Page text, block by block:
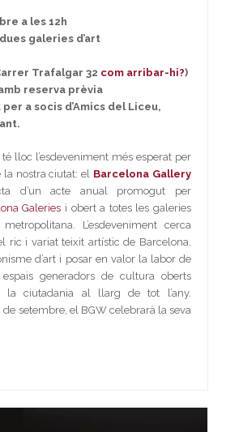
a les 12h
galeries d’art
Trafalgar 32 com arribar-hi?)
reserva prèvia
a socis d’Amics del Liceu,
lloc l’esdeveniment més esperat per
la nostra ciutat: el Barcelona Gallery
d’un acte anual promogut per
Galeries i obert a totes les galeries
L’esdeveniment cerca
ric i variat teixit artístic de Barcelona,
d’art i posar en valor la labor de
generadors de cultura oberts
la ciutadania al llarg de tot l’any.
de setembre, el BGW celebrarà la seva